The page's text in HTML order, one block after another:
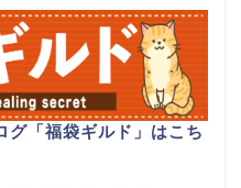
グ「福袋ギルド」はこち